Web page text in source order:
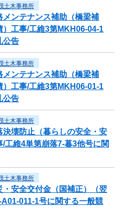
土木事務所
ンテナンス補助（橋梁補
工事/工維3第MKH06-04-1
公告
土木事務所
ンテナンス補助（橋梁補
工事/工維3第MKH06-01-1
公告
土木事務所
壊防止（暮らしの安全・安
維4単第崩落7-暮3他号に関
土木事務所
安全交付金（国補正）（翌
011-1号に関する一般競